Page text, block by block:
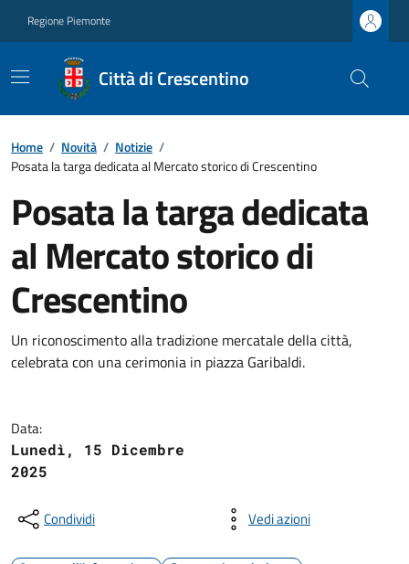
Regione Piemonte
Città di Crescentino
Home / Novità / Notizie /
Posata la targa dedicata al Mercato storico di Crescentino
Posata la targa dedicata
al Mercato storico di
Crescentino
Un riconoscimento alla tradizione mercatale della città,
celebrata con una cerimonia in piazza Garibaldi.
Data:
Lunedì, 15 Dicembre
2025
Condividi Vedi azioni